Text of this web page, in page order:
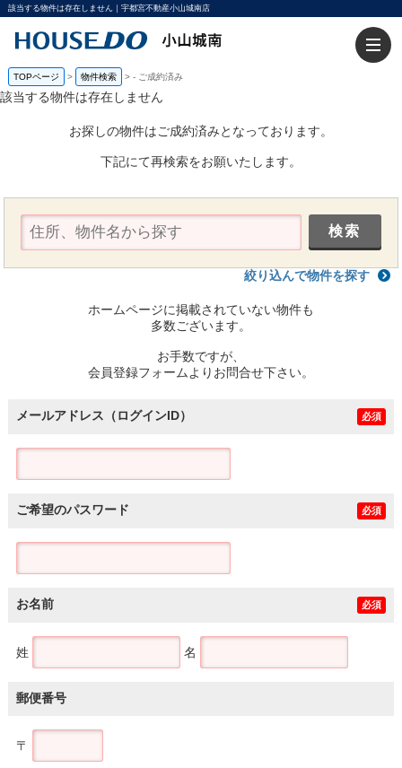
該当する物件は存在しません｜宇都宮不動産小山城南店
TOPページ > 物件検索 >- ご成約済み
該当する物件は存在しません
お探しの物件はご成約済みとなっております。
下記にて再検索をお願いたします。
絞り込んで物件を探す
ホームページに掲載されていない物件も
多数ございます。
お手数ですが、
会員登録フォームよりお問合せ下さい。
メールアドレス（ログインID） 必須
ご希望のパスワード 必須
お名前 必須
姓 名
郵便番号
〒